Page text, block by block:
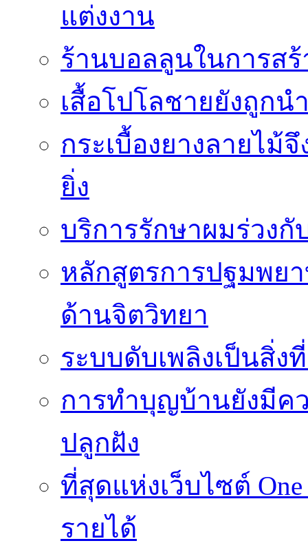
แต่งงาน
ร้านบอลลูนในการสร้
เสื้อโปโลชายยังถูก
กระเบื้องยางลายไม้
ยิ่ง
บริการรักษาผมร่วง
หลักสูตรการปฐมพย
ด้านจิตวิทยา
ระบบดับเพลิงเป็นสิ่ง
การทำบุญบ้านยังมีค
ปลูกฝัง
ที่สุดแห่งเว็บไซต์ One
รายได้